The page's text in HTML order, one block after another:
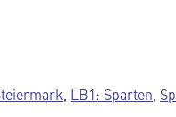
LB1: Sparten